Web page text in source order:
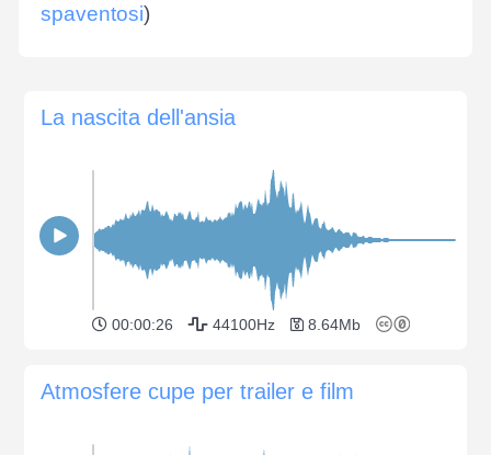
spaventosi)
La nascita dell'ansia
00:00:26 44100Hz 8.64Mb
Atmosfere cupe per trailer e film